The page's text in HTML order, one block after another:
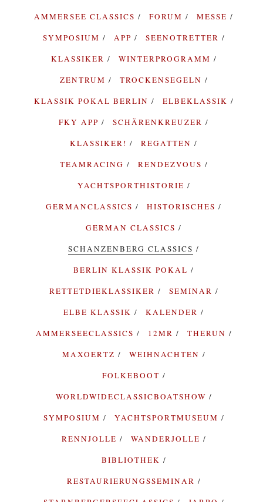
AMMERSEE CLASSICS
FORUM
MESSE
SYMPOSIUM
APP
SEENOTRETTER
KLASSIKER
WINTERPROGRAMM
ZENTRUM
TROCKENSEGELN
KLASSIK POKAL BERLIN
ELBEKLASSIK
FKY APP
SCHÄRENKREUZER
KLASSIKER!
REGATTEN
TEAMRACING
RENDEZVOUS
YACHTSPORTHISTORIE
GERMANCLASSICS
HISTORISCHES
GERMAN CLASSICS
SCHANZENBERG CLASSICS
BERLIN KLASSIK POKAL
RETTETDIEKLASSIKER
SEMINAR
ELBE KLASSIK
KALENDER
AMMERSEECLASSICS
12MR
THERUN
MAXOERTZ
WEIHNACHTEN
FOLKEBOOT
WORLDWIDECLASSICBOATSHOW
SYMPOSIUM
YACHTSPORTMUSEUM
RENNJOLLE
WANDERJOLLE
BIBLIOTHEK
RESTAURIERUNGSSEMINAR